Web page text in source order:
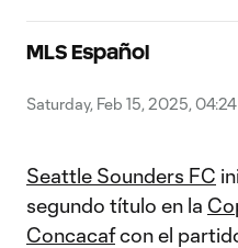
MLS Español
Saturday, Feb 15, 2025,
Seattle Sounders FC
segundo título en la
Concacafcon el